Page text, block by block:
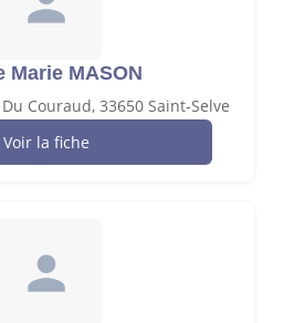
Marie MASON
Couraud, 33650 Saint-Selve
Voir la fiche